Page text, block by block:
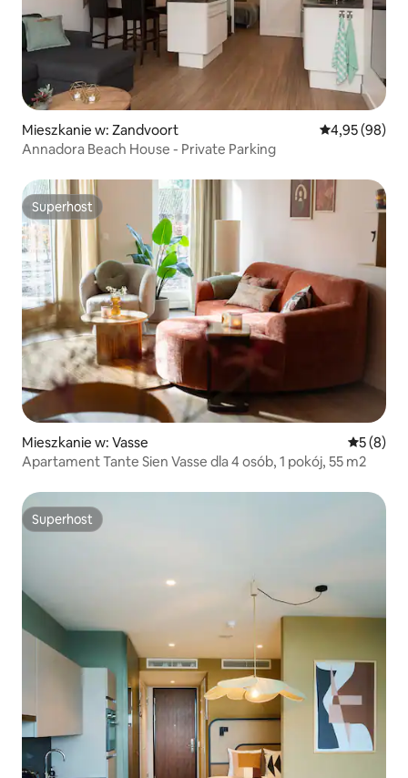
Mieszkanie w: Zandvoort Średnia
4,95 (98)
Annadora Beach House - Private Parking
Superhost
Superhost
Mieszkanie w: Vasse Średnia
5 (8)
Apartament Tante Sien Vasse dla 4 osób, 1 pokój, 55 m2
Superhost
Superhost